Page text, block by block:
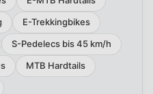
E-Trekkingbikes
S-Pedelecs bis 45 km/h
MTB Hardtails